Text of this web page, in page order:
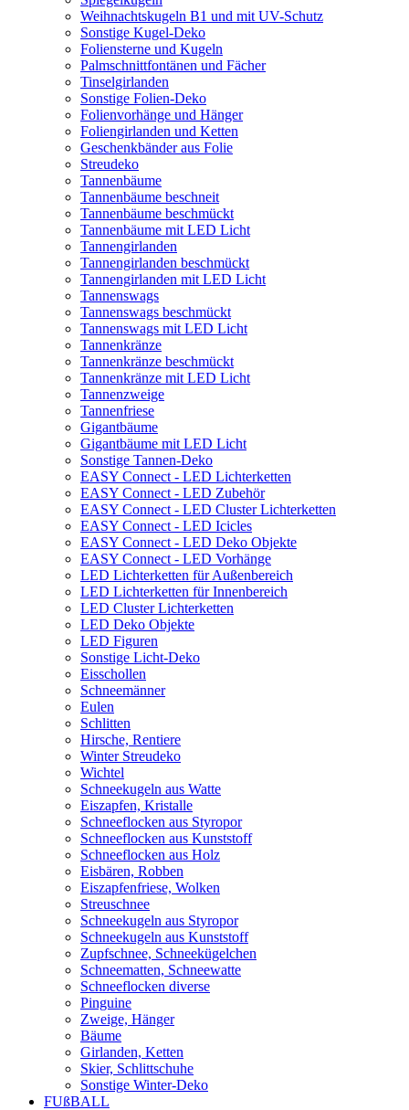
Weihnachtskugeln B1 und mit UV-Schutz
Sonstige Kugel-Deko
Foliensterne und Kugeln
Palmschnittfontänen und Fächer
Tinselgirlanden
Sonstige Folien-Deko
Folienvorhänge und Hänger
Foliengirlanden und Ketten
Geschenkbänder aus Folie
Streudeko
Tannenbäume
Tannenbäume beschneit
Tannenbäume beschmückt
Tannenbäume mit LED Licht
Tannengirlanden
Tannengirlanden beschmückt
Tannengirlanden mit LED Licht
Tannenswags
Tannenswags beschmückt
Tannenswags mit LED Licht
Tannenkränze
Tannenkränze beschmückt
Tannenkränze mit LED Licht
Tannenzweige
Tannenfriese
Gigantbäume
Gigantbäume mit LED Licht
Sonstige Tannen-Deko
EASY Connect - LED Lichterketten
EASY Connect - LED Zubehör
EASY Connect - LED Cluster Lichterketten
EASY Connect - LED Icicles
EASY Connect - LED Deko Objekte
EASY Connect - LED Vorhänge
LED Lichterketten für Außenbereich
LED Lichterketten für Innenbereich
LED Cluster Lichterketten
LED Deko Objekte
LED Figuren
Sonstige Licht-Deko
Eisschollen
Schneemänner
Eulen
Schlitten
Hirsche, Rentiere
Winter Streudeko
Wichtel
Schneekugeln aus Watte
Eiszapfen, Kristalle
Schneeflocken aus Styropor
Schneeflocken aus Kunststoff
Schneeflocken aus Holz
Eisbären, Robben
Eiszapfenfriese, Wolken
Streuschnee
Schneekugeln aus Styropor
Schneekugeln aus Kunststoff
Zupfschnee, Schneekügelchen
Schneematten, Schneewatte
Schneeflocken diverse
Pinguine
Zweige, Hänger
Bäume
Girlanden, Ketten
Skier, Schlittschuhe
Sonstige Winter-Deko
FUßBALL